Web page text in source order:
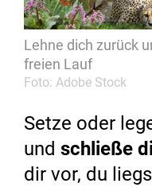
Lehne dich zurück
freien Lauf
Foto: Adobe Stock
Setze oder
und schließe
dir vor, du